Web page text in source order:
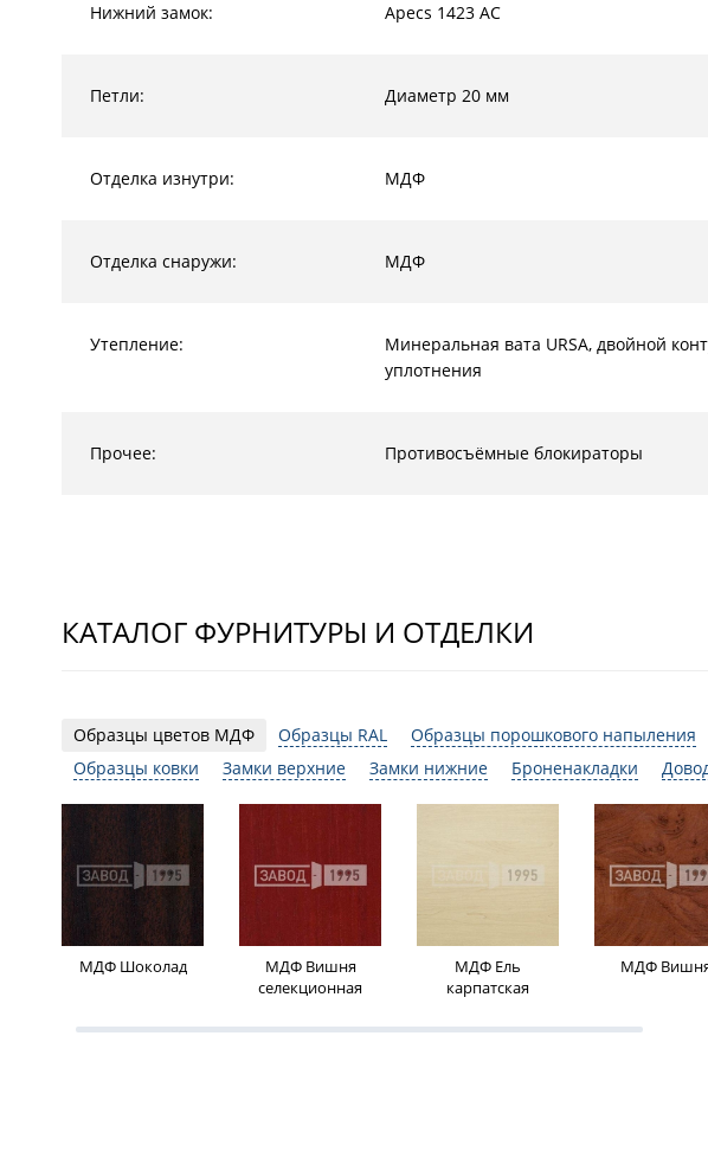
Нижний замок: Apecs 1423 AC
Петли: Диаметр 20 мм
Отделка изнутри: МДФ
Отделка снаружи: МДФ
Утепление:
Минеральная вата URSA, двойной
уплотнения
Прочее: Противосъёмные блокираторы
КАТАЛОГ ФУРНИТУРЫ И ОТДЕЛКИ
Образцы цветов МДФ Образцы RAL Образцы порошкового напыления
Образцы ковки
Замки верхние Замки нижние Броненакладки
МДФ Шоколад
МДФ Вишня
селекционная
МДФ Ель
карпатская
МДФ